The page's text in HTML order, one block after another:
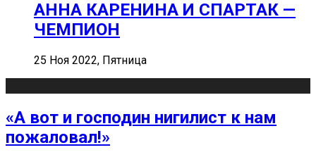
АННА КАРЕНИНА И СПАРТАК —
ЧЕМПИОН
25 Ноя 2022, Пятница
«А вот и господин нигилист к нам
пожаловал!»